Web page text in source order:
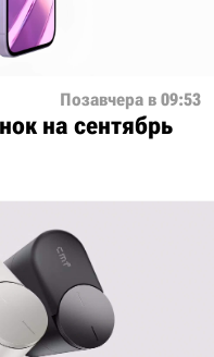
Позавчера в 09:53
на сентябрь